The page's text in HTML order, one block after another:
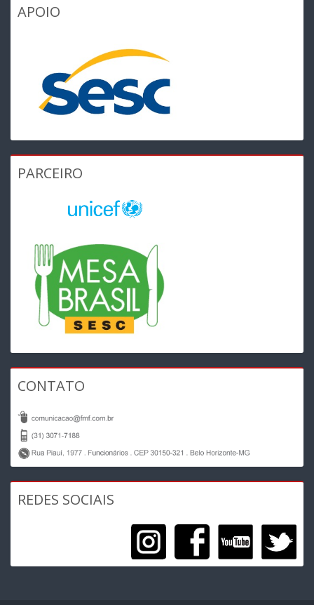
APOIO
PARCEIRO
CONTATO
REDES SOCIAIS